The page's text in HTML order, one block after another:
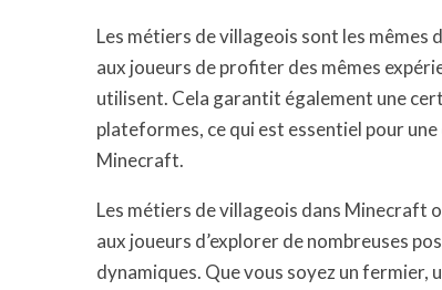
Les métiers de villageois sont les
aux joueurs de profiter des mêmes
utilisent. Cela garantit également une
plateformes, ce qui est essentiel pour
Minecraft.
Les métiers de villageois dans
aux joueurs d’explorer de nombreuses
dynamiques. Que vous soyez un fermier,